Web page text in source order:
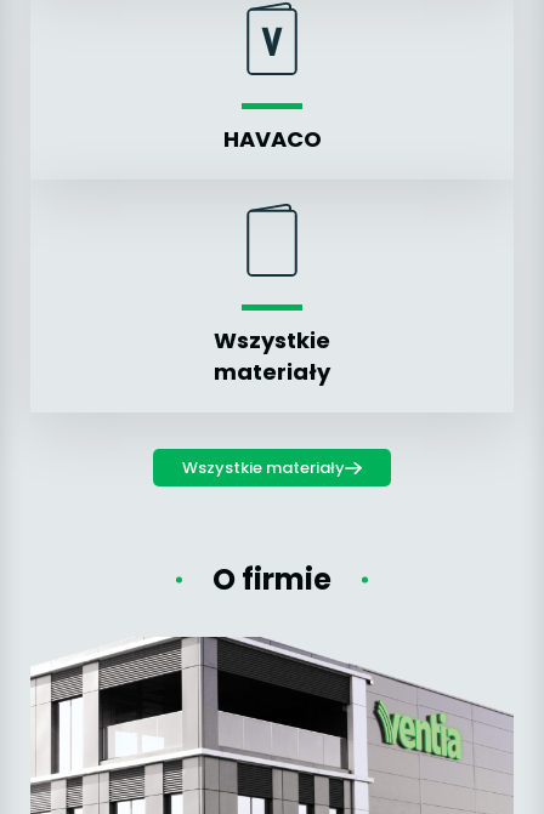
HAVACO
Wszystkie
materiały
Wszystkie materiały
O firmie